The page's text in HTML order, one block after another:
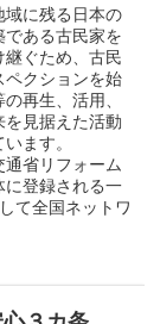
域に残る日本の
である古民家を
継ぐため、古民
ペクションを始
再生、活用、
を見据えた活動
ます。
通省リフォーム
に登録される一
て全国ネットワ